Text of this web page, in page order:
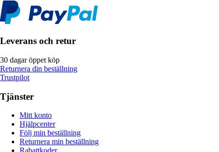
Leverans och retur
30 dagar öppet köp
Returnera din beställning
Trustpilot
Tjänster
Mitt konto
Hjälpcenter
Följ min beställning
Returnera min beställning